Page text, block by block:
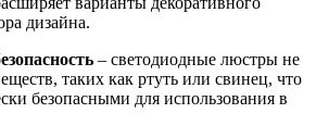
дизайна.
– светодиодные люстры не
таких как ртуть или свинец, что
безопасными для использования в